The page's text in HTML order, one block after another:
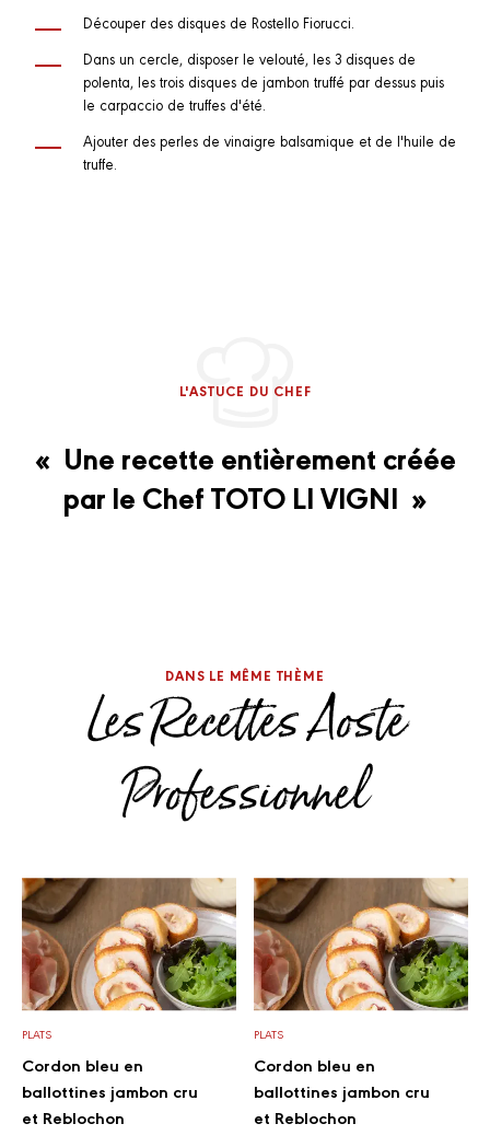
Découper des disques de Rostello Fiorucci.
Dans un cercle, disposer le velouté, les 3 disques de
polenta, les trois disques de jambon truffé par dessus puis
le carpaccio de truffes d'été.
Ajouter des perles de vinaigre balsamique et de l'huile de
truffe.
L'ASTUCE DU CHEF
« Une recette entièrement créée
par le Chef TOTO LI VIGNI »
DANS LE MÊME THÈME
Les Recettes Aoste
Professionnel
PLATS
Cordon bleu en
ballottines jambon cru
et Reblochon
PLATS
Cordon bleu en
ballottines jambon cru
et Reblochon